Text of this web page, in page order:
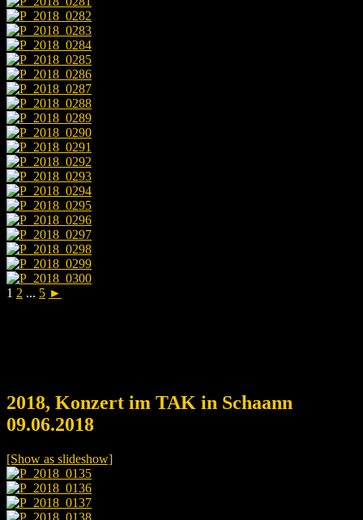
1 2 ... 5 ►
2018, Konzert im TAK in Schaann
09.06.2018
[Show as slideshow]